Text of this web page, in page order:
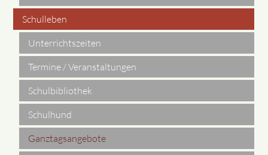
Schulleben
Unterrichtszeiten
Termine / Veranstaltungen
Schulbibliothek
Schulhund
Ganztagsangebote